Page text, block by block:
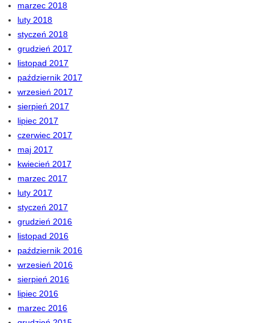
marzec 2018
luty 2018
styczeń 2018
grudzień 2017
listopad 2017
październik 2017
wrzesień 2017
sierpień 2017
lipiec 2017
czerwiec 2017
maj 2017
kwiecień 2017
marzec 2017
luty 2017
styczeń 2017
grudzień 2016
listopad 2016
październik 2016
wrzesień 2016
sierpień 2016
lipiec 2016
marzec 2016